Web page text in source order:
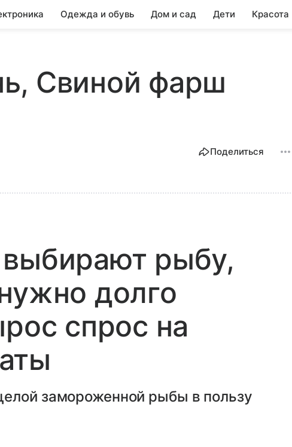
Одежда и обувь Дом и сад Дети Красота
Свиной фарш
Поделиться
рыбу,
долго
спрос на
замороженной рыбы в пользу